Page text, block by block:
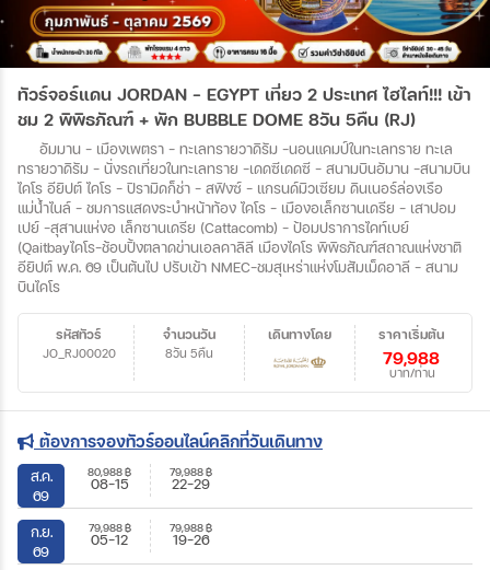
ทัวร์จอร์แดน JORDAN - EGYPT เที่ยว 2 ประเทศ ไฮไลท์!!! เข้า
ชม 2 พิพิธภัณฑ์ + พัก BUBBLE DOME 8วัน 5คืน (RJ)
อัมมาน - เมืองเพตรา - ทะเลทรายวาดิรัม -นอนแคมป์ในทะเลทราย ทะเล
ทรายวาดิรัม - นั่งรถเที่ยวในทะเลทราย -เดดซีเดดซี - สนามบินอัมาน -สนามบิน
ไคโร อียิปต์ ไคโร - ปิรามิดก็ช่า - สฟิงซ์ - แกรนด์มิวเซียม ดินเนอร์ล่องเรือ
แม่น้ำไนล์ - ชมการแสดงระบำหน้าท้อง ไคโร - เมืองอเล็กซานเดรีย - เสาปอม
เปย์ -สุสานแห่งอ เล็กซานเดรีย (Cattacomb) - ป้อมปราการไคท์เบย์
(Qaitbayไคโร-ช้อบปิ้งตลาดข่านเอลคาลิลี เมืองไคโร พิพิธภัณฑ์สถาณแห่งชาติ
อียิปต์ พ.ค. 69 เป็นต้นไป ปรับเข้า NMEC-ชมสุเหร่าแห่งโมสัมเม็ดอาลี - สนาม
บินไคโร
รหัสทัวร์
JO_RJ00020
จำนวนวัน
8วัน 5คืน
ราคาเริ่มต้น
79,988
บาท/ท่าน
เดินทางโดย
ต้องการจองทัวร์ออนไลน์คลิกที่วันเดินทาง
ส.ค.
69
80,988฿
08-15
79,988฿
22-29
ก.ย.
69
79,988฿
05-12
79,988฿
19-26